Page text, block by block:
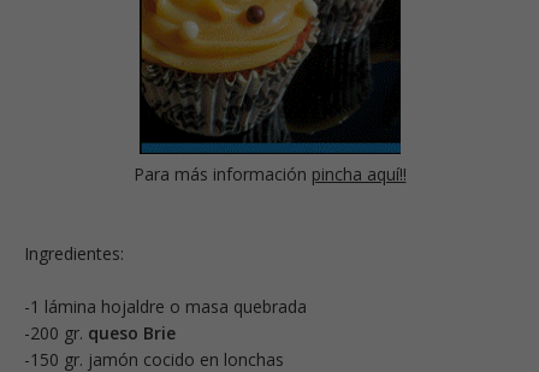
Para más información pincha aquí!!
Ingredientes:
-1 lámina hojaldre o masa quebrada
-200 gr. queso Brie
-150 gr. jamón cocido en lonchas